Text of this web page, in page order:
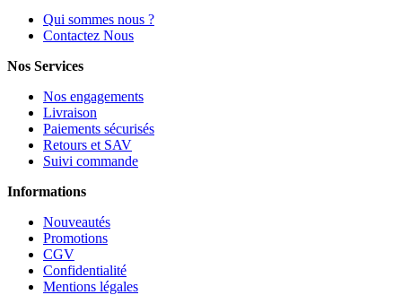
Qui sommes nous ?
Contactez Nous
Nos Services
Nos engagements
Livraison
Paiements sécurisés
Retours et SAV
Suivi commande
Informations
Nouveautés
Promotions
CGV
Confidentialité
Mentions légales